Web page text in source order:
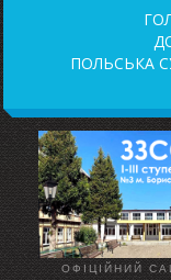
ПОЛЬСЬКА
ОФІЦІЙНИЙ